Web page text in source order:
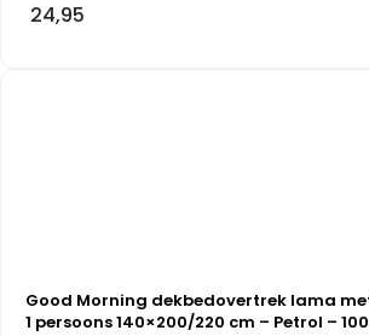
24,95
Good Morning dekbedovertrek lama
1 persoons 140×200/220 cm – Petrol –